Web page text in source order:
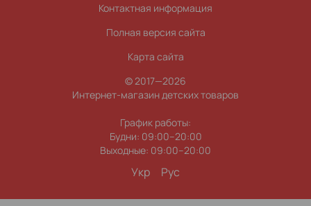
Контактная информация
Полная версия сайта
Карта сайта
© 2017—2026
Интернет-магазин детских товаров
График работы:
Будни: 09:00–20:00
Выходные: 09:00–20:00
Укр Рус